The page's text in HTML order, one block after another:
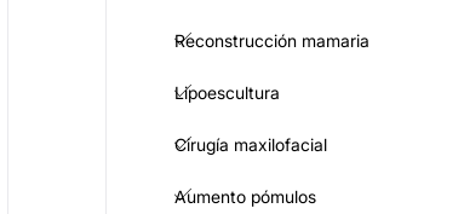
Reconstrucción mamaria
Lipoescultura
Cirugía maxilofacial
Aumento pómulos